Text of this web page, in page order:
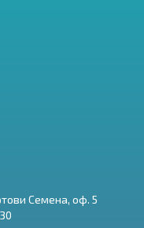
Семена, оф. 5